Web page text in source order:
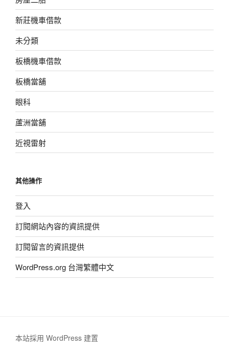
新莊機車借款
未分類
板橋機車借款
板橋當舖
眼科
蘆洲當舖
近視雷射
其他操作
登入
訂閱網站內容的資訊提供
訂閱留言的資訊提供
WordPress.org 台灣繁體中文
本站採用 WordPress 建置